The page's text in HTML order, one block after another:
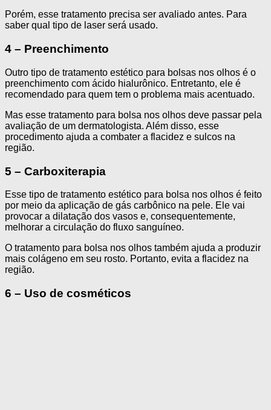
Porém, esse tratamento precisa ser avaliado antes. Para
saber qual tipo de laser será usado.
4 – Preenchimento
Outro tipo de tratamento estético para bolsas nos olhos é o
preenchimento com ácido hialurônico. Entretanto, ele é
recomendado para quem tem o problema mais acentuado.
Mas esse tratamento para bolsa nos olhos deve passar pela
avaliação de um dermatologista. Além disso, esse
procedimento ajuda a combater a flacidez e sulcos na
região.
5 – Carboxiterapia
Esse tipo de tratamento estético para bolsa nos olhos é feito
por meio da aplicação de gás carbônico na pele. Ele vai
provocar a dilatação dos vasos e, consequentemente,
melhorar a circulação do fluxo sanguíneo.
O tratamento para bolsa nos olhos também ajuda a produzir
mais colágeno em seu rosto. Portanto, evita a flacidez na
região.
6 – Uso de cosméticos